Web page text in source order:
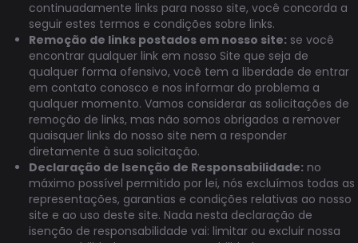
continuadamente links para nosso site, você concorda a
seguir estes termos e condições sobre links.
Remoção de links postados em nosso site: se você
encontrar qualquer link em nosso Site que seja de
qualquer forma ofensivo, você tem a liberdade de entrar
em contato conosco e nos informar do problema a
qualquer momento. Vamos considerar as solicitações de
remoção de links, mas não somos obrigados a remover
quaisquer links do nosso site nem a responder
diretamente à sua solicitação.
Declaração de Isenção de Responsabilidade: no
máximo possível permitido por lei, nós excluímos todas as
representações, garantias e condições relativas ao nosso
site e ao uso deste site. Nada nesta declaração de
isenção de responsabilidade vai: limitar ou excluir nossa